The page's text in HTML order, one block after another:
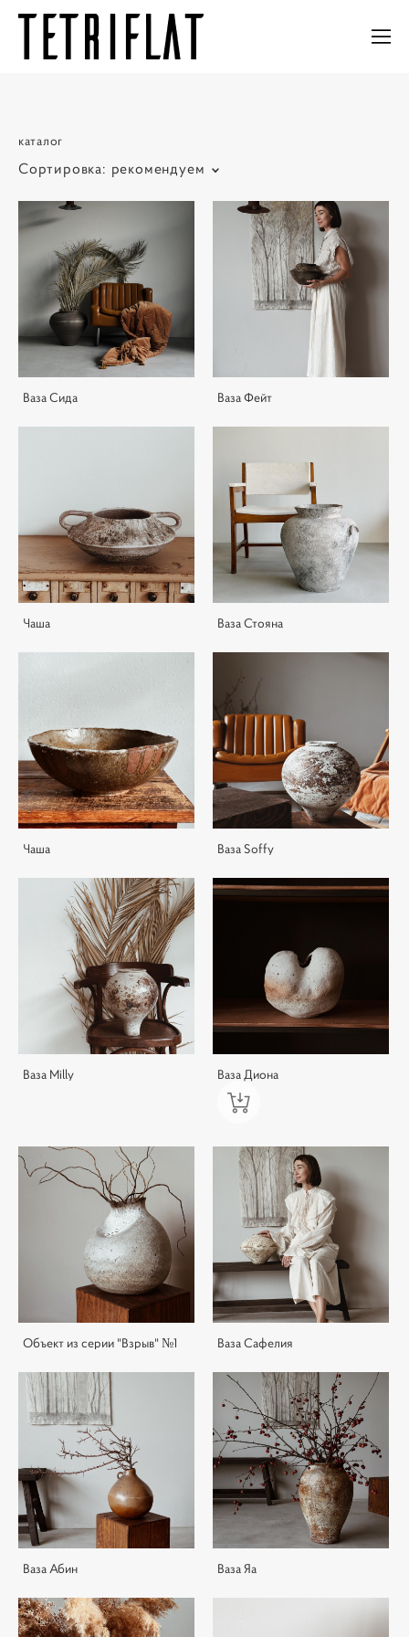
каталог
Сортировка: рекомендуем
Ваза Сида Ваза Фейт
Чаша Ваза Стояна
Чаша Ваза Soffy
Ваза Milly Ваза Диона
Объект из серии "Взрыв" №1 Ваза Сафелия
Ваза Абин Ваза Яа